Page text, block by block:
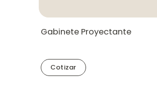
Gabinete Proyectante
Cotizar